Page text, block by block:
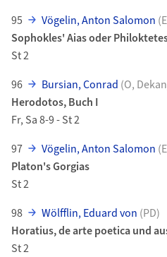
95
Vögelin, Anton Salomon
Sophokles' Aias oder
St 2
96
Bursian, Conrad (O,
Herodotos, Buch I
Fr, Sa 8-9 - St 2
97
Vögelin, Anton Salomon
Platon's Gorgias
St 2
98
Wölfflin, Eduard von (PD)
Horatius, de arte poetica und
St 2